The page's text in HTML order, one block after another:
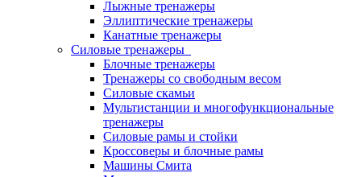
Лыжные тренажеры
Эллиптические тренажеры
Канатные тренажеры
Силовые тренажеры
Блочные тренажеры
Тренажеры со свободным весом
Силовые скамьи
Мультистанции и многофункциональные
тренажеры
Силовые рамы и стойки
Кроссоверы и блочные рамы
Машины Смита